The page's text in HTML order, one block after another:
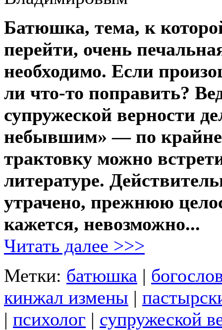
Батюшка, тема, к
перейти, очень
необходимо. Если
ли что-то поправить?
супружеской верности
небывшим» — по
трактовку можно
литературе.
утрачено, прежнюю
кажется, невозможно...
Читать далее >>>
Метки: батюшка |
кинжал измены |
| психолог | супружеской